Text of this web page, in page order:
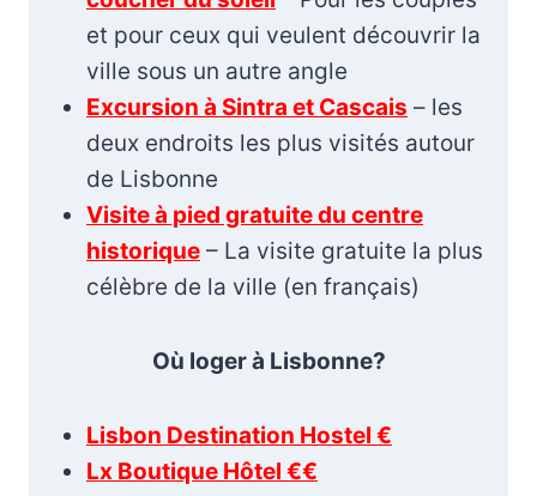
et pour ceux qui veulent découvrir la
ville sous un autre angle
Excursion à Sintra et Cascais – les
deux endroits les plus visités autour
de Lisbonne
Visite à pied gratuite du centre
historique – La visite gratuite la plus
célèbre de la ville (en français)
Où loger à Lisbonne?
Lisbon Destination Hostel €
Lx Boutique Hôtel €€